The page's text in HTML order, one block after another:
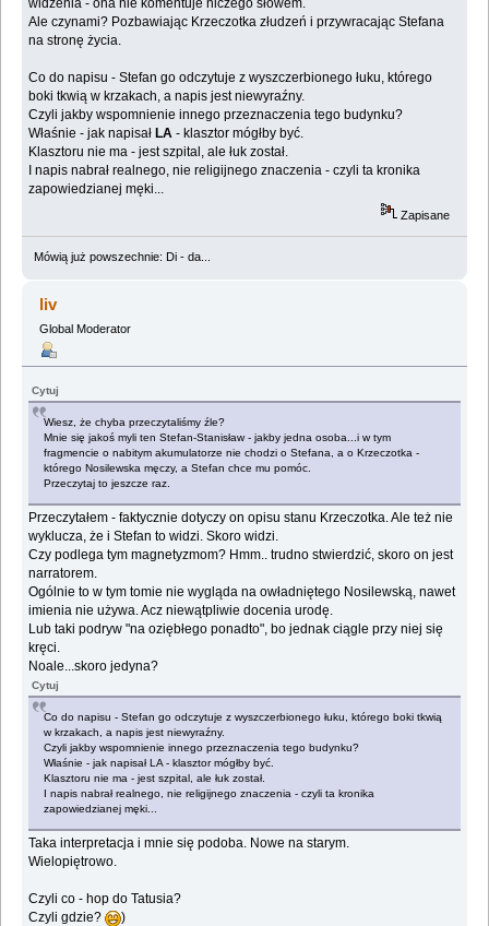
widzenia - ona nie komentuje niczego słowem.
Ale czynami? Pozbawiając Krzeczotka złudzeń i przywracając Stefana
na stronę życia.
Co do napisu - Stefan go odczytuje z wyszczerbionego łuku, którego
boki tkwią w krzakach, a napis jest niewyraźny.
Czyli jakby wspomnienie innego przeznaczenia tego budynku?
Właśnie - jak napisał LA - klasztor mógłby być.
Klasztoru nie ma - jest szpital, ale łuk został.
I napis nabrał realnego, nie religijnego znaczenia - czyli ta kronika
zapowiedzianej męki...
Zapisane
Mówią już powszechnie: Di - da...
liv
Global Moderator
Cytuj
Wiesz, że chyba przeczytaliśmy źle?
Mnie się jakoś myli ten Stefan-Stanisław - jakby jedna osoba...i w tym
fragmencie o nabitym akumulatorze nie chodzi o Stefana, a o Krzeczotka -
którego Nosilewska męczy, a Stefan chce mu pomóc.
Przeczytaj to jeszcze raz.
Przeczytałem - faktycznie dotyczy on opisu stanu Krzeczotka. Ale też nie
wyklucza, że i Stefan to widzi. Skoro widzi.
Czy podlega tym magnetyzmom? Hmm.. trudno stwierdzić, skoro on jest
narratorem.
Ogólnie to w tym tomie nie wygląda na owładniętego Nosilewską, nawet
imienia nie używa. Acz niewątpliwie docenia urodę.
Lub taki podryw "na oziębłego ponadto", bo jednak ciągle przy niej się
kręci.
Noale...skoro jedyna?
Cytuj
Co do napisu - Stefan go odczytuje z wyszczerbionego łuku, którego boki tkwią
w krzakach, a napis jest niewyraźny.
Czyli jakby wspomnienie innego przeznaczenia tego budynku?
Właśnie - jak napisał LA - klasztor mógłby być.
Klasztoru nie ma - jest szpital, ale łuk został.
I napis nabrał realnego, nie religijnego znaczenia - czyli ta kronika
zapowiedzianej męki...
Taka interpretacja i mnie się podoba. Nowe na starym.
Wielopiętrowo.
Czyli co - hop do Tatusia?
Czyli gdzie?
)